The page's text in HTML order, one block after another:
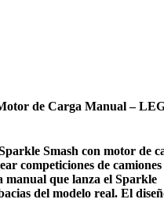
de Carga Manual –
Smash con motor de
competiciones de camiones
que lanza el Sparkle
del modelo real. El